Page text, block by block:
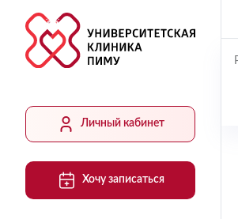
Личный кабинет
Хочу записаться